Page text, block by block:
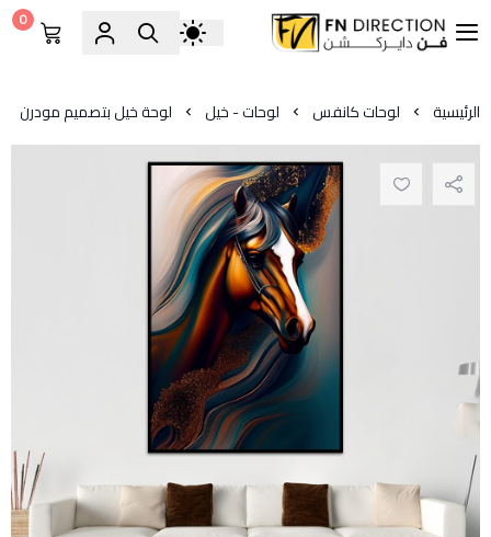
فن دايركشن
0
الرئيسية لوحات كانفس لوحات - خيل لوحة خيل بتصميم مودرن